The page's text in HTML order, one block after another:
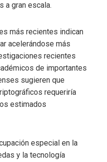
a gran escala.
más recientes indican
acelerándose más
recientes
de importantes
sugieren que
requeriría
estimados
especial en la
y la tecnología